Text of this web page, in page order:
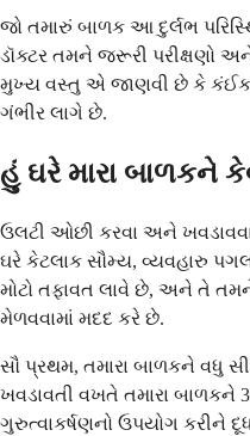
જો તમારું બાળક આ દુર્લભ
ડૉક્ટર તમને જરૂરી પરીક્ષણો અને
મુખ્ય વસ્તુ એ જાણવી છે કે કંઈક
ગંભીર લાગે છે.
હું ઘરે મારા બાળકને
ઉલટી ઓછી કરવા અને
ઘરે કેટલાક સૌમ્ય, વ્યવહારુ
મોટો તફાવત લાવે છે, અને તે
મેળવવામાં મદદ કરે છે.
સૌ પ્રથમ, તમારા બાળકને વધુ
ખવડાવતી વખતે તમારા બાળકને
ગુરુત્વાકર્ષણનો ઉપયોગ કરીને